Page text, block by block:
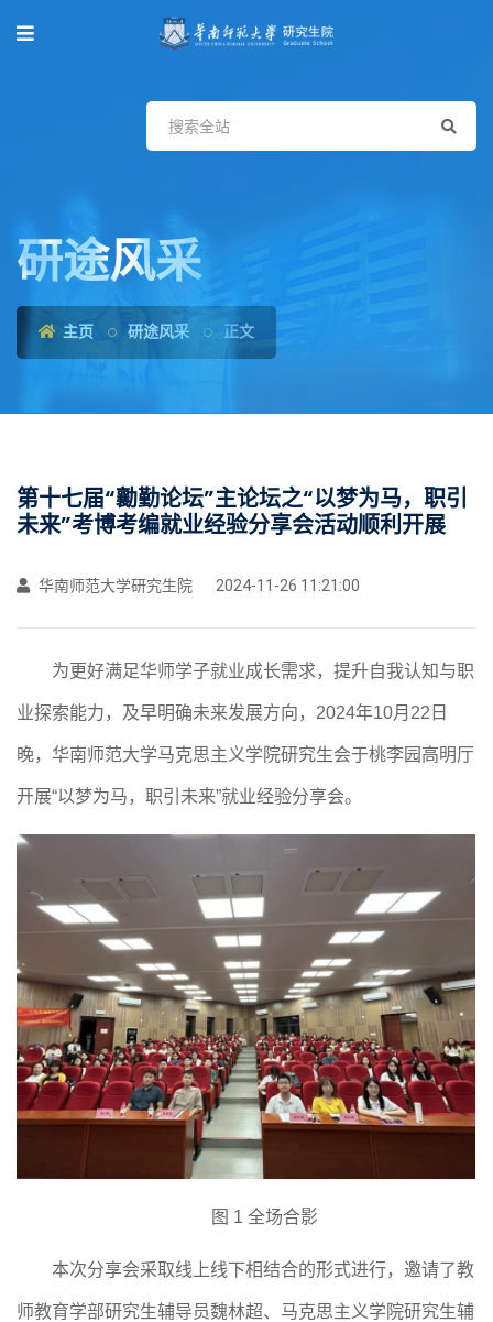
研途风采
主页 研途风采 正文
第十七届“勷勤论坛”主论坛之“以梦为马，职引
未来”考博考编就业经验分享会活动顺利开展
华南师范大学研究生院 2024-11-26 11:21:00
为更好满足华师学子就业成长需求，提升自我认知与职
业探索能力，及早明确未来发展方向， 2024年10月22日
晚，华南师范大学马克思主义学院研究生会于桃李园高明厅
开展“以梦为马，职引未来”就业经验分享会。
图 1 全场合影
本次分享会采取线上线下相结合的形式进行，邀请了教
师教育学部研究生辅导员魏林超、 马克思主义学院研究生辅